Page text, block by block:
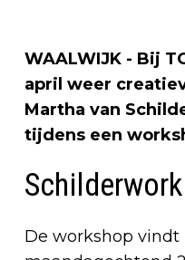
WAALWIJK - Bij
april weer
Martha van
tijdens een
De workshop vindt